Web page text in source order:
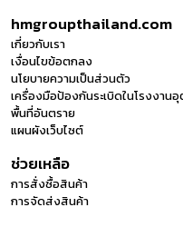
hmgroupthailand.com
เกี่ยวกับเรา
เงื่อนไขข้อตกลง
นโยบายความเป็นส่วนตัว
เครื่องมือป้องกันระเบิดในโรงงา
พื้นที่อันตราย
แผนผังเว็บไซต์
ช่วยเหลือ
การสั่งซื้อสินค้า
การจัดส่งสินค้า